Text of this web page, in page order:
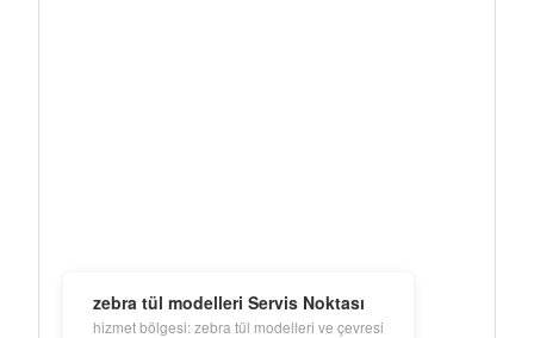
zebra tül modelleri Servis Noktası
hizmet bölgesi: zebra tül modelleri ve çevresi